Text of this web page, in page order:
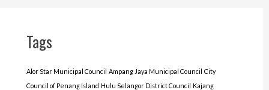
Tags
Alor Star Municipal Council Ampang Jaya Municipal Council City
Council of Penang Island Hulu Selangor District Council Kajang